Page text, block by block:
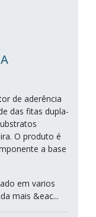
de aderência
das fitas dupla-
O produto é
a base
em varios
mais &eac...